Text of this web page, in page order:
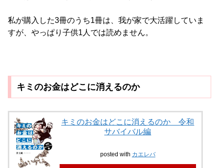
私が購入した3冊のうち1冊は、我が家で大活躍していま
すが、やっぱり子供1人では読めません。
キミのお金はどこに消えるのか
キミのお金はどこに消えるのか 令和
サバイバル編
posted with カエレバ